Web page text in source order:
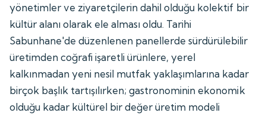
yönetimler ve ziyaretçilerin dahil olduğu kolektif bir
kültür alanı olarak ele alması oldu. Tarihi
Sabunhane'de düzenlenen panellerde sürdürülebilir
üretimden coğrafi işaretli ürünlere, yerel
kalkınmadan yeni nesil mutfak yaklaşımlarına kadar
birçok başlık tartışılırken; gastronominin ekonomik
olduğu kadar kültürel bir değer üretim modeli